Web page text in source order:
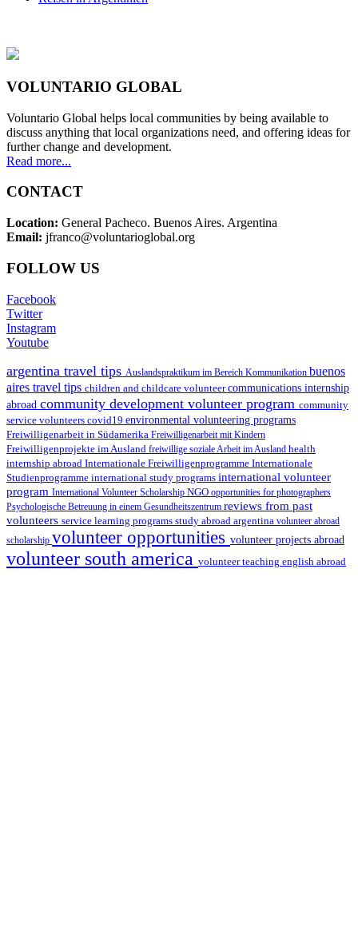
VOLUNTARIO GLOBAL
Voluntario Global helps local communities by being available to
discuss anything that local organizations need, and offering ideas for
further change and development.
Read more...
CONTACT
Location: General Pacheco. Buenos Aires. Argentina
Email: jfranco@voluntarioglobal.org
FOLLOW US
Facebook
Twitter
Instagram
Youtube
argentina travel tips Auslandspraktikum im Bereich Kommunikation buenos
aires travel tips children and childcare volunteercommunications internship
abroad community development volunteer program community
service volunteers covid19 environmental volunteering programs
Freiwilligenarbeit in Südamerika Freiwilligenarbeit mit Kindern
Freiwilligenprojekte im Ausland freiwillige soziale Arbeit im Ausland health
internship abroad Internationale Freiwilligenprogramme Internationale
Studienprogramme international study programs international volunteer
program International Volunteer Scholarship NGO opportunities for photographers
Psychologische Betreuung in einem Gesundheitszentrum reviews from past
volunteers service learning programs study abroad argentina volunteer abroad
scholarship volunteer opportunities volunteer projects abroad
volunteer south america volunteer teaching english abroad